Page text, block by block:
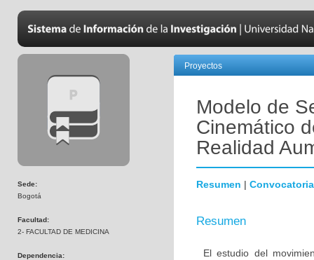
Sede:
Bogotá
Facultad:
2- FACULTAD DE MEDICINA
Dependencia:
Proyectos
Modelo de
Cinemático
Realidad
Resumen | Convocatoria
Resumen
El estudio del